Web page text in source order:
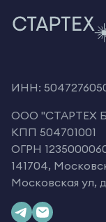
ИНН:
OOO "СТАРТЕХ
КПП 504701001
ОГРН
141704,
Московская ул,